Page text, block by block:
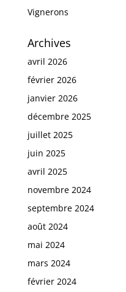
Vignerons
Archives
avril 2026
février 2026
janvier 2026
décembre 2025
juillet 2025
juin 2025
avril 2025
novembre 2024
septembre 2024
août 2024
mai 2024
mars 2024
février 2024